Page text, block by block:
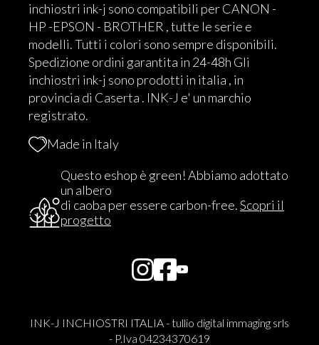
inchiostri ink-j sono compatibili per CANON -
HP -EPSON - BROTHER , tutte le serie e
modelli. Tutti i colori sono sempre disponibili.
Spedizione ordini garantita in 24-48h Gli
inchiostri ink-j sono prodotti in italia , in
provincia di Caserta . INK-J e' un marchio
registrato.
Made in Italy
Questo eshop è green! Abbiamo adottato
un albero
di caoba per essere carbon-free.Scopri il
progetto
INK-J INCHIOSTRI ITALIA - tullio digital immaging srls
- P.Iva 04234370619